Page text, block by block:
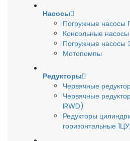
Насосы
Погружные
Консольные насосы
Погружные насосы
Мотопомпы
Редукторы
Червячные
Червячные
IRWD)
Редукторы
горизонтальные